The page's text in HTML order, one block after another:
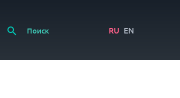
RU EN